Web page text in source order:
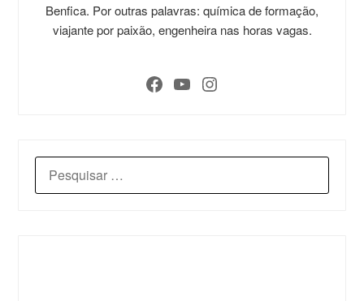
Benfica. Por outras palavras: química de formação,
viajante por paixão, engenheira nas horas vagas.